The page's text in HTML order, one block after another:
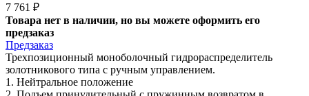
7 761 ₽
Товара нет в наличии, но вы можете оформить его
предзаказ
Предзаказ
Трехпозиционный моноболочный гидрораспределитель
золотникового типа с ручным управлением.
1. Нейтральное положение